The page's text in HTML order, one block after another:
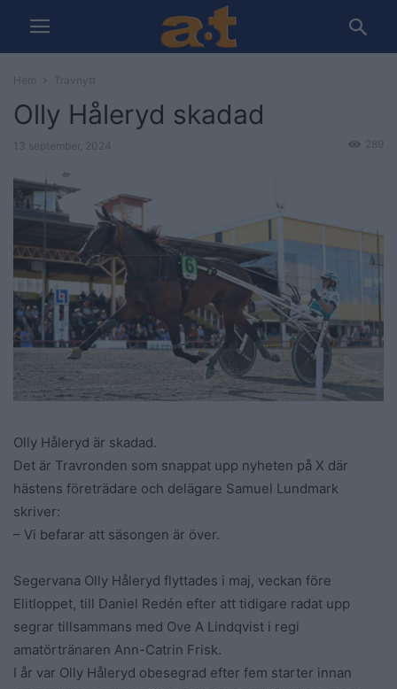
Hem Travnytt
Olly Håleryd skadad
13 september, 2024 289
Olly Håleryd är skadad.
Det är Travronden som snappat upp nyheten på X där
hästens företrädare och delägare Samuel Lundmark
skriver:
– Vi befarar att säsongen är över.
Segervana Olly Håleryd flyttades i maj, veckan före
Elitloppet, till Daniel Redén efter att tidigare radat upp
segrar tillsammans med Ove A Lindqvist i regi
amatörtränaren Ann-Catrin Frisk.
I år var Olly Håleryd obesegrad efter fem starter innan